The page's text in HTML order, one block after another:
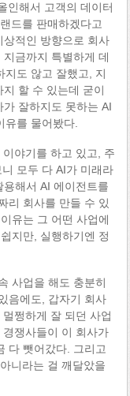
인해서 고객의 데이터
드를 판매하겠다고
적인 방향으로 회사
금까지 특별하게 데
지도 않고 잘했고, 지
할 수 있는데 굳이
잘하지도 못하는 AI
를 물어봤다.
야기를 하고 있고, 주
모두 다 AI가 미래라
해서 AI 에이전트를
리 회사를 만들 수 있
유는 그 어떤 사업에
지만, 실행하기엔 정
사업을 해도 충분히
음에도, 갑자기 회사
쩡하게 잘 되던 사업
쟁사들이 이 회사가
다 뺏어갔다. 그리고
니라는 걸 깨달았을